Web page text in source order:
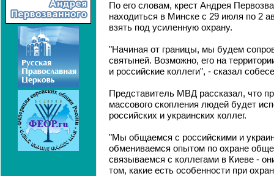
По его словам, крест Андрея
находиться в Минске с 29 июля по 2
взять под усиленную охрану.
"Начиная от границы, мы будем
святыней. Возможно, его на
и российские коллеги", - сказал
Представитель МВД рассказал, что
массового скопления людей будет
российских и украинских коллег.
"Мы общаемся с российскими и
обмениваемся опытом по охране
связываемся с коллегами в Киеве -
том, какие есть особенности при